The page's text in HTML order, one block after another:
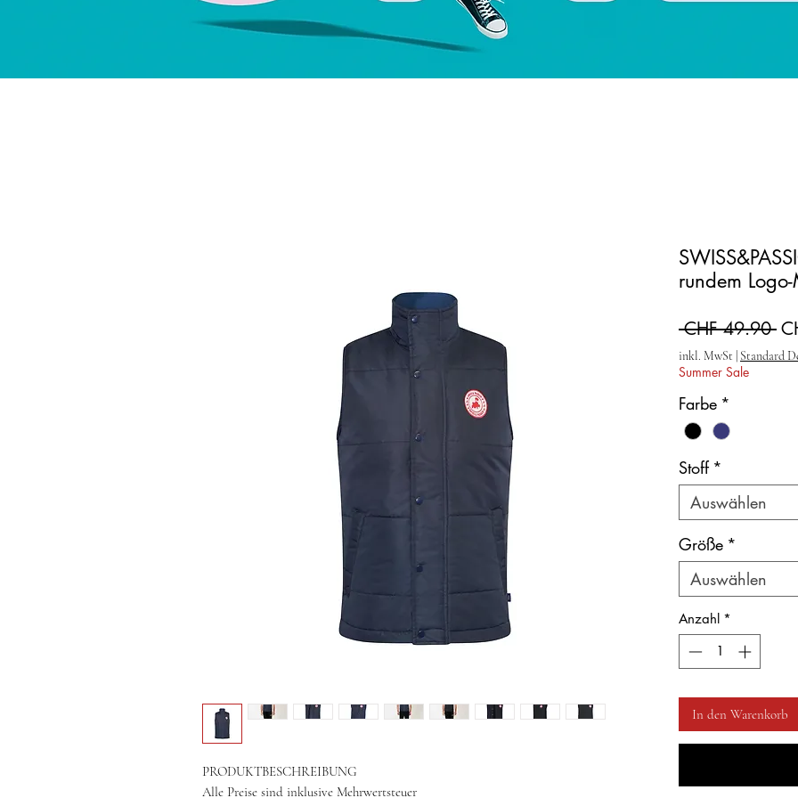
PRODUKTBESCHREIBUNG
Alle Preise sind inklusive Mehrwertsteuer
rundem
CHF 49.90
inkl. MwSt Standard
Summer Sale
Farbe *
Stoff *
Auswählen
Größe *
Auswählen
Anzahl *
In den Warenkorb